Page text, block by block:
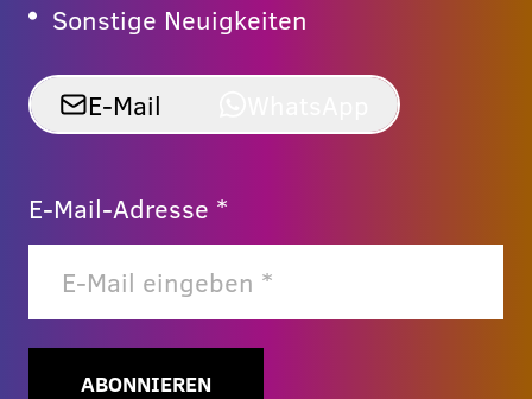
Sonstige Neuigkeiten
E-Mail
E-Mail-Adresse *
ABONNIEREN